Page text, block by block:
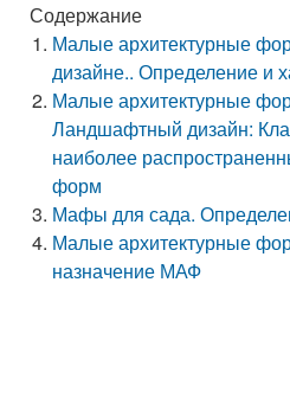
Содержание
Малые архитектурные
дизайне.. Определение и
Малые архитектурные
Ландшафтный дизайн:
наиболее
форм
Мафы для сада.
Малые архитектурные
назначение МАФ